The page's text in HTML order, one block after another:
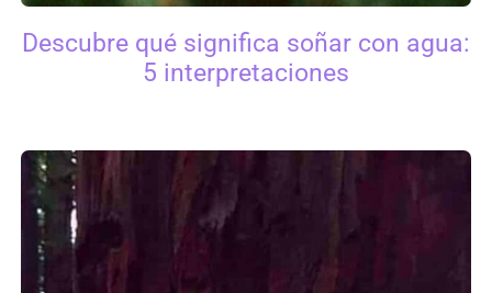
Descubre qué significa soñar con agua:
5 interpretaciones